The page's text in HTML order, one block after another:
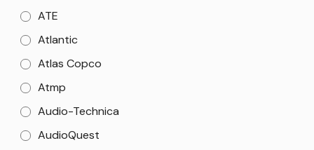
ATE
Atlantic
Atlas Copco
Atmp
Audio-Technica
AudioQuest